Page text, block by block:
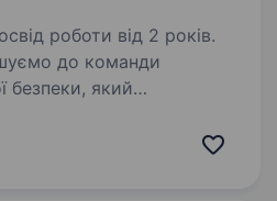
роботи від 2 років.
безпеки, який
в компанії.